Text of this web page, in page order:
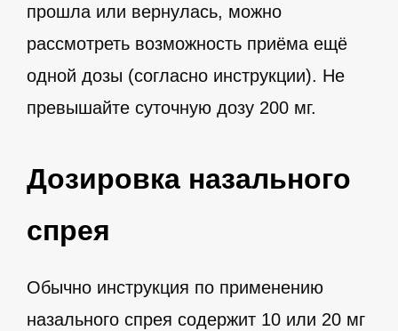
прошла или вернулась, можно
рассмотреть возможность приёма ещё
одной дозы (согласно инструкции). Не
превышайте суточную дозу 200 мг.
Дозировка назального
спрея
Обычно инструкция по применению
назального спрея содержит 10 или 20 мг